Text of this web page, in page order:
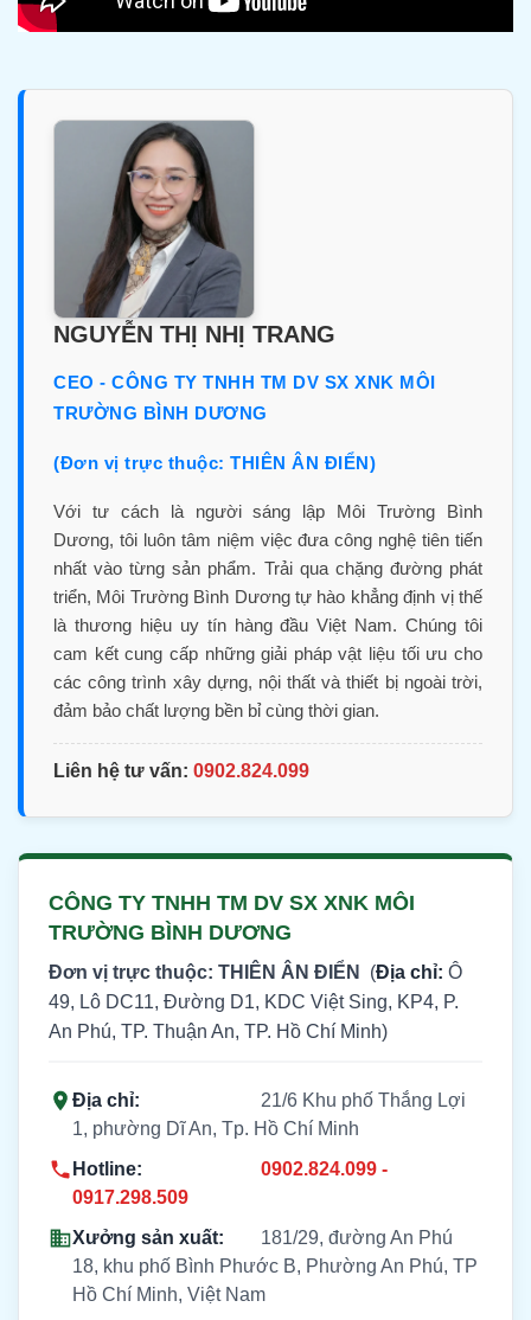
NGUYỄN THỊ NHỊ TRANG
CEO - CÔNG TY TNHH TM DV SX XNK MÔI
TRƯỜNG BÌNH DƯƠNG
(Đơn vị trực thuộc: THIÊN ÂN ĐIỂN)
Với tư cách là người sáng lập Môi Trường Bình
Dương, tôi luôn tâm niệm việc đưa công nghệ tiên tiến
nhất vào từng sản phẩm. Trải qua chặng đường phát
triển, Môi Trường Bình Dương tự hào khẳng định vị thế
là thương hiệu uy tín hàng đầu Việt Nam. Chúng tôi
cam kết cung cấp những giải pháp vật liệu tối ưu cho
các công trình xây dựng, nội thất và thiết bị ngoài trời,
đảm bảo chất lượng bền bỉ cùng thời gian.
Liên hệ tư vấn: 0902.824.099
CÔNG TY TNHH TM DV SX XNK MÔI
TRƯỜNG BÌNH DƯƠNG
Đơn vị trực thuộc: THIÊN ÂN ĐIỂN (Địa chỉ: Ô
49, Lô DC11, Đường D1, KDC Việt Sing, KP4, P.
An Phú, TP. Thuận An, TP. Hồ Chí Minh)
Địa chỉ:
21/6 Khu phố Thắng Lợi
1, phường Dĩ An, Tp. Hồ Chí Minh
Hotline:
0902.824.099 -
0917.298.509
Xưởng sản xuất:
181/29, đường An Phú
18, khu phố Bình Phước B, Phường An Phú, TP
Hồ Chí Minh, Việt Nam